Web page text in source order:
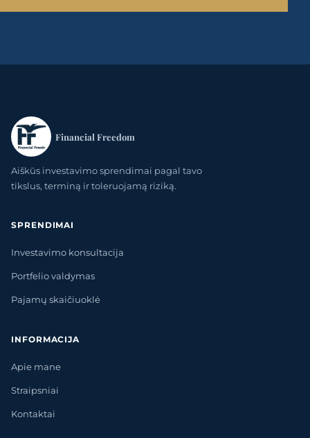
Financial Freedom
Aiškūs investavimo sprendimai pagal tavo
tikslus, terminą ir toleruojamą riziką.
SPRENDIMAI
Investavimo konsultacija
Portfelio valdymas
Pajamų skaičiuoklė
INFORMACIJA
Apie mane
Straipsniai
Kontaktai